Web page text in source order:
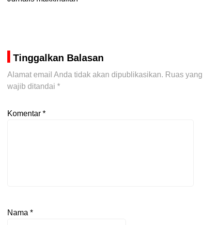
Tinggalkan Balasan
Alamat email Anda tidak akan dipublikasikan. Ruas yang
wajib ditandai *
Komentar *
Nama *